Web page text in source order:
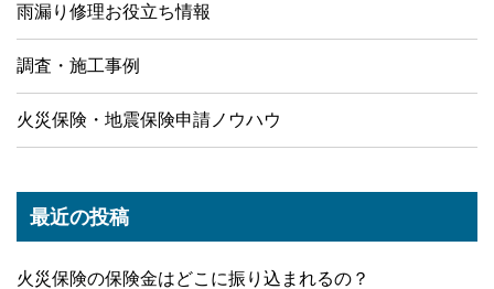
雨漏り修理お役立ち情報
調査・施工事例
火災保険・地震保険申請ノウハウ
最近の投稿
火災保険の保険金はどこに振り込まれるの？